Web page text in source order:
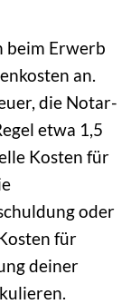
beim Erwerb
an.
die Notar-
etwa 1,5
Kosten für
oder
für
deiner